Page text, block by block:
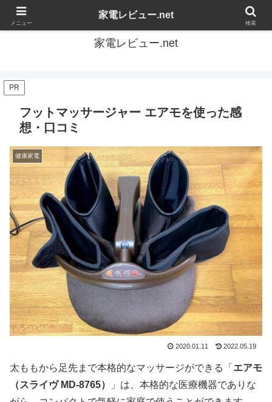
家電の感想を自由にレビューするブログです
家電レビュー.net
PR
フットマッサージャー エアモを使った感
想・口コミ
健康家電
2020.01.11 2022.05.19
太ももから足先まで本格的なマッサージができる「 エアモ
（スライヴ MD-8765）
」は、本格的な医療機器でありな
メニュー
家電レビュー.net
検索